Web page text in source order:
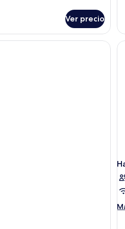
Ver precio
cabeceros blancos y mesitas de